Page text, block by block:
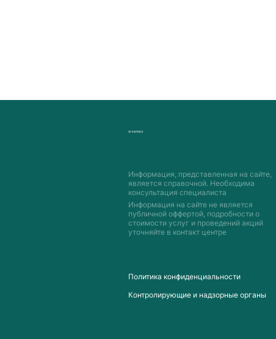
Информация, представленная на сайте,
является справочной. Необходима
консультация специалиста
Информация на сайте не является
публичной оффертой, подробности о
стоимости услуг и проведений акций
уточняйте в контакт центре
Пoлитика конфиденциальности
Контролирующие и надзорные органы